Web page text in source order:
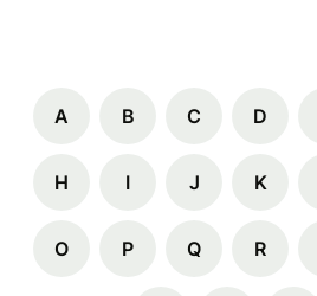
A B C D
H I J K
O P Q R